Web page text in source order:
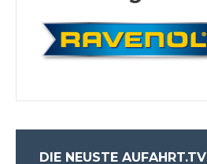
DIE NEUSTE AUFAHRT.TV